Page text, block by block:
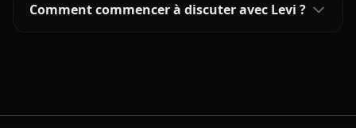
Comment commencer à discuter avec Levi ?